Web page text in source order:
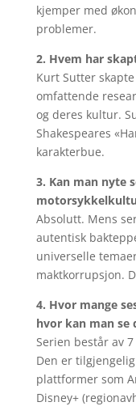
kjemper med
problemer.
2. Hvem har
Kurt Sutter
omfattende
og deres kultur.
Shakespeares
karakterbue.
3. Kan man nyte
Absolutt. Mens
autentisk
universelle
maktkorrupsjon.
4. Hvor mange
hvor kan man se
Serien består av
Den er
plattformer som
Disney+